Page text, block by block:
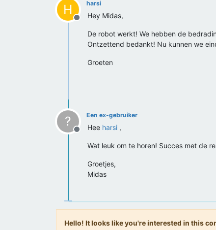
H
Offline
harsi
Hey Midas,
De robot werkt! We hebben de
Ontzettend bedankt! Nu kunnen we
Groeten
?
Offline
Een ex-gebruiker
Hee harsi ,
Wat leuk om te horen! Succes met de
Groetjes,
Midas
Hello! It looks like you're interested in this